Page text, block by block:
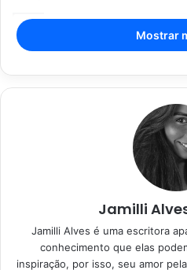
Vitória
Açaí
em Várzea
22/08/2024
Mito ou
engorda?
Mostrar
Jamilli
Jamilli Alves é uma escritora
conhecimento que elas
inspiração, por isso, seu amor